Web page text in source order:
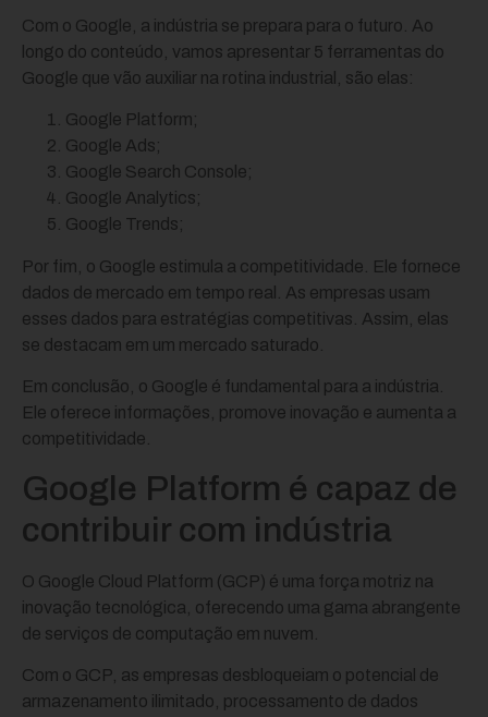
Com o Google, a indústria se prepara para o futuro. Ao
longo do conteúdo, vamos apresentar 5 ferramentas do
Google que vão auxiliar na rotina industrial, são elas:
Google Platform;
Google Ads;
Google Search Console;
Google Analytics;
Google Trends;
Por fim, o Google estimula a competitividade. Ele fornece
dados de mercado em tempo real. As empresas usam
esses dados para estratégias competitivas. Assim, elas
se destacam em um mercado saturado.
Em conclusão, o Google é fundamental para a indústria.
Ele oferece informações, promove inovação e aumenta a
competitividade.
Google Platform é capaz de
contribuir com indústria
O Google Cloud Platform (GCP) é uma força motriz na
inovação tecnológica, oferecendo uma gama abrangente
de serviços de computação em nuvem.
Com o GCP, as empresas desbloqueiam o potencial de
armazenamento ilimitado, processamento de dados